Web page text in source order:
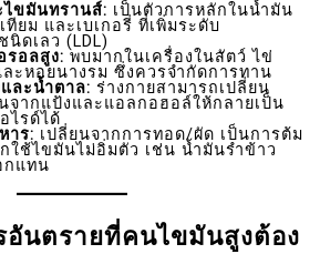
ขมันทรานส์: เป็นตัวการหลักในน้ำมัน
ทียม และเบเกอรี่ ที่เพิ่มระดับ
นิดเลว (LDL)
รอลสูง: พบมากในเครื่องในสัตว์ ไข่
ะหอยนางรม ซึ่งควรจำกัดการทาน
ละน้ำตาล: ร่างกายสามารถเปลี่ยน
จากแป้งและแอลกอฮอล์ให้กลายเป็น
ไรด์ได้
าร: เปลี่ยนจากการทอด/ผัด เป็นการต้ม
ใช้ไขมันไม่อิ่มตัว เช่น น้ำมันรำข้าว
กแทน
อันตรายที่คนไขมันสูงต้อง